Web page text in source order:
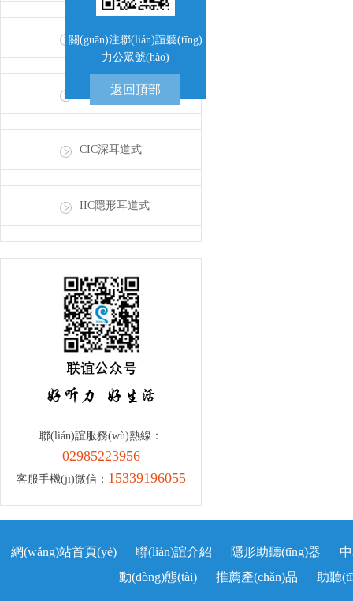
ITE耳甲腔式
ITC耳道式
CIC深耳道式
IIC隱形耳道式
聯(lián)誼服務(wù)熱線：
02985223956
客服手機(jī)微信： 15339196055
網(wǎng)站首頁(yè) 聯(lián)誼介紹 隱形助聽(tīng)器
動(dòng)態(tài)
推薦產(chǎn)品 助聽
關(guān)注聯(lián)誼聽(tīng)
力公眾號(hào)
返回頂部